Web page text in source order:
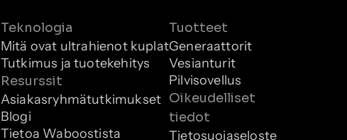
Teknologia
Mitä ovat ultrahienot kuplat
Tutkimus ja tuotekehitys
Resurssit
Asiakasryhmätutkimukset
Blogi
Tietoa Waboostista
Tuotteet
Generaattorit
Vesianturit
Pilvisovellus
Oikeudelliset
tiedot
Tietosuojaseloste